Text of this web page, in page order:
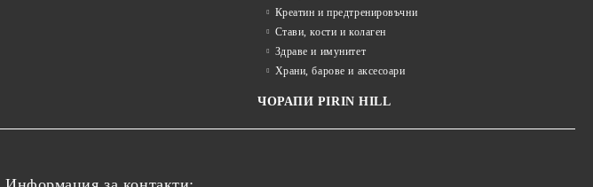
Креатин и предтренировъчни
Стави, кости и колаген
Здраве и имунитет
Храни, барове и аксесоари
ЧОРАПИ PIRIN HILL